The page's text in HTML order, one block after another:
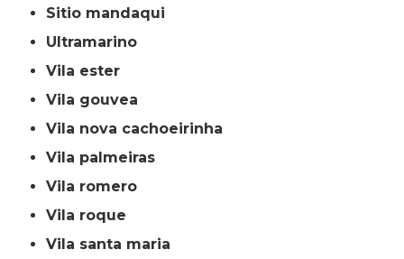
sitio mandaqui
ultramarino
vila ester
vila gouvea
vila nova cachoeirinha
vila palmeiras
vila romero
vila roque
vila santa maria